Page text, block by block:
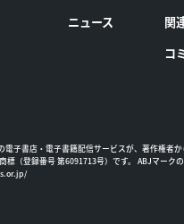
ニュース
関
コ
電子書店・電子書籍配信サービスが、著作権者
標（登録番号 第6091713号）です。 ABJマーク